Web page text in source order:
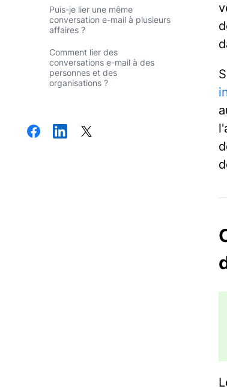
Puis-je lier une même
conversation e-mail à plusieurs
affaires ?
Comment lier des
conversations e-mail à des
personnes et des
organisations ?